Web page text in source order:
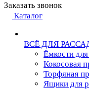
Заказать звонок
Каталог
ВСЁ ДЛЯ
Ёмкости
Кокосовая
Торфяная
Ящики для